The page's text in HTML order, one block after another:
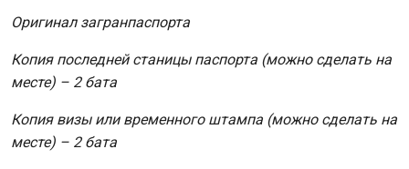
Оригинал загранпаспорта
Копия последней станицы паспорта (можно сделать на
месте) – 2 бата
Копия визы или временного штампа (можно сделать на
месте) – 2 бата